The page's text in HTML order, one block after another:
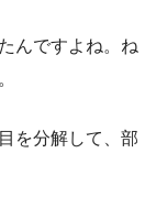
んですよね。ね
を分解して、部